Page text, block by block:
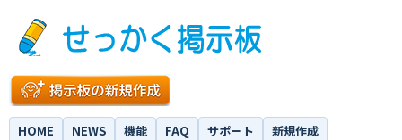
HOME NEWS 機能 FAQ サポート
新規作成